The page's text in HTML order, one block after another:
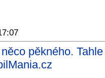
pěkného.